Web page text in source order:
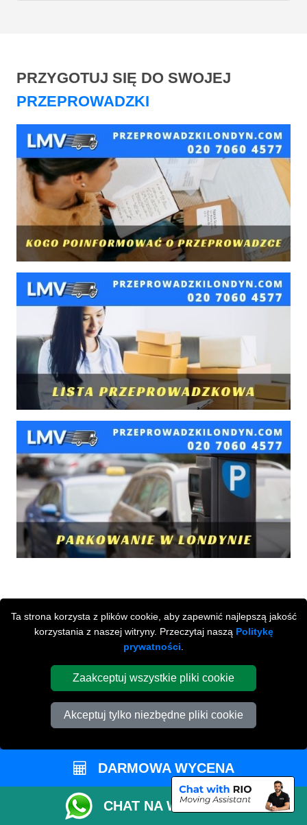
Ta strona korzysta z plików cookie, aby zapewnić najlepszą jakość
korzystania z naszej witryny. Przeczytaj naszą Politykę
prywatności
Zaakceptuj wszystkie pliki cookie
Akceptuj tylko niezbędne pliki cookie
PRZYGOTUJ SIĘ DO SWOJEJ
PRZEPROWADZKI
Przeprowadzki Londyn
N15 5LA London, UK
DARMOWA WYCENA
CHAT NA WHATSAPP